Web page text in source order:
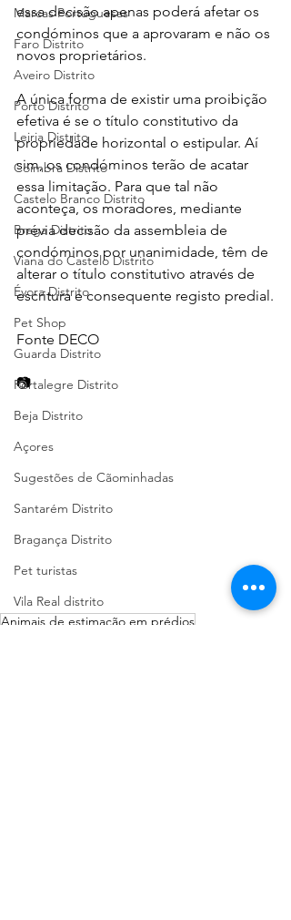
Marcas Portuguesas
Faro Distrito
Aveiro Distrito
Porto Distrito
Leiria Distrito
Coimbra Distrito
Castelo Branco Distrito
Braga Distrito
Viana do Castelo Distrito
Évora Distrito
Pet Shop
Guarda Distrito
Portalegre Distrito
Beja Distrito
Açores
Sugestões de Cãominhadas
Santarém Distrito
Bragança Distrito
Pet turistas
Vila Real distrito
essa decisão apenas poderá afetar os
condóminos que a aprovaram e não os
novos proprietários.
A única forma de existir uma proibição
efetiva é se o título constitutivo da
propriedade horizontal o estipular. Aí
sim, os condóminos terão de acatar
essa limitação. Para que tal não
aconteça, os moradores, mediante
prévia decisão da assembleia de
condóminos por unanimidade, têm de
alterar o título constitutivo através de
escritura e consequente registo predial.
Fonte DECO
📷
Animais de estimação em prédios